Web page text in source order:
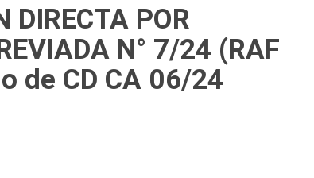
DIRECTA POR
N° 7/24 (RAF
de CD CA 06/24